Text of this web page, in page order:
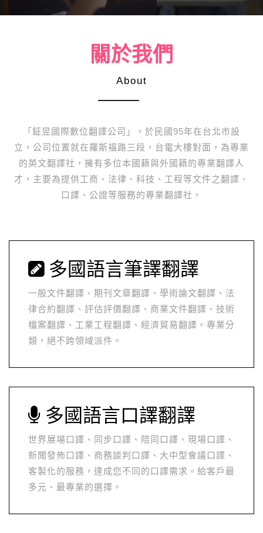
關於我們
About
「鉦昱國際數位翻譯公司」，於民國95年在台北市設
立，公司位置就在羅斯福路三段，台電大樓對面，為專業
的英文翻譯社，擁有多位本國籍與外國籍的專業翻譯人
才，主要為提供工商、法律、科技、工程等文件之翻譯、
口譯、公證等服務的專業翻譯社。
多國語言筆譯翻譯
一般文件翻譯、期刊文章翻譯、學術論文翻譯、法
律合約翻譯、評估評價翻譯、商業文件翻譯、技術
檔案翻譯、工業工程翻譯、經濟貿易翻譯。專業分
類，絕不跨領域派件。
多國語言口譯翻譯
世界展場口譯、同步口譯、陪同口譯、現場口譯、
新聞發佈口譯、商務談判口譯、大中型會議口譯、
客製化的服務，達成您不同的口譯需求。給客戶最
多元、最專業的選擇。